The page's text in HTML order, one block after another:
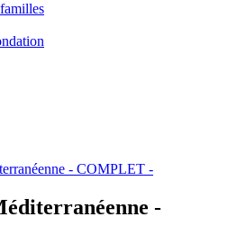
- COMPLET -
-